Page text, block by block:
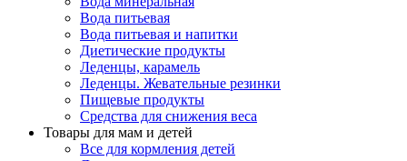
Вода питьевая
Вода питьевая и напитки
Диетические продукты
Леденцы, карамель
Леденцы. Жевательные резинки
Пищевые продукты
Средства для снижения веса
Товары для мам и детей
Все для кормления детей